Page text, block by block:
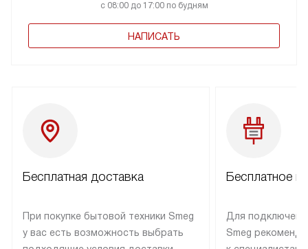
с 08:00 до 17:00 по будням
НАПИСАТЬ
Бесплатная доставка
При покупке бытовой техники Smeg
у вас есть возможность выбрать
Бесплатное
Для
Smeg